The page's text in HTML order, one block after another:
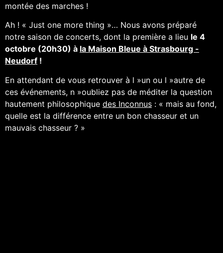
montée des marches !
Ah ! « Just one more thing »… Nous avons préparé
notre saison de concerts, dont la première a lieu le 4
octobre (20h30) à la Maison Bleue à Strasbourg -
Neudorf !
En attendant de vous retrouver à l »un ou l »autre de
ces événements, n »oubliez pas de méditer la question
hautement philosophique des Inconnus : « mais au fond,
quelle est la différence entre un bon chasseur et un
mauvais chasseur ? »